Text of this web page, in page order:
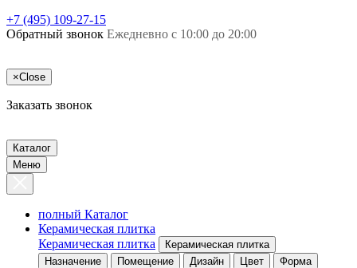
+7 (495) 109-27-15
Обратный звонок Ежедневно с 10:00 до 20:00
×Close
Заказать звонок
Каталог
Меню
полный Каталог
Керамическая плитка
Керамическая плитка
Керамическая плитка
Назначение
Помещение Дизайн Цвет
Форма